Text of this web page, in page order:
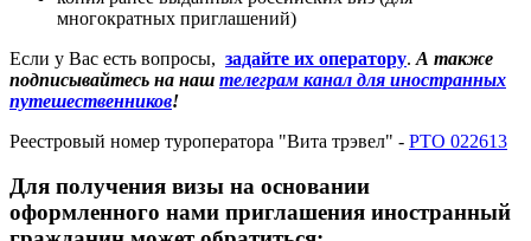
многократных приглашений)
Если у Вас есть вопросы, задайте их оператору. А также
подписывайтесь на наш телеграм канал для иностранных
путешественников!
Реестровый номер туроператора "Вита трэвел" - РТО 022613
Для получения визы на основании
оформленного нами приглашения иностранный